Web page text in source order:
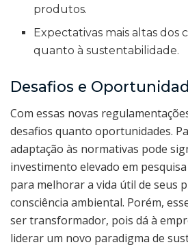
produtos.
Expectativas mais altas dos
quanto à sustentabilidade.
Desafios e
Com essas novas
desafios quanto oportunidades.
adaptação às normativas pode
investimento elevado em
para melhorar a vida útil de seus
consciência ambiental. Porém,
ser transformador, pois dá à
liderar um novo paradigma de